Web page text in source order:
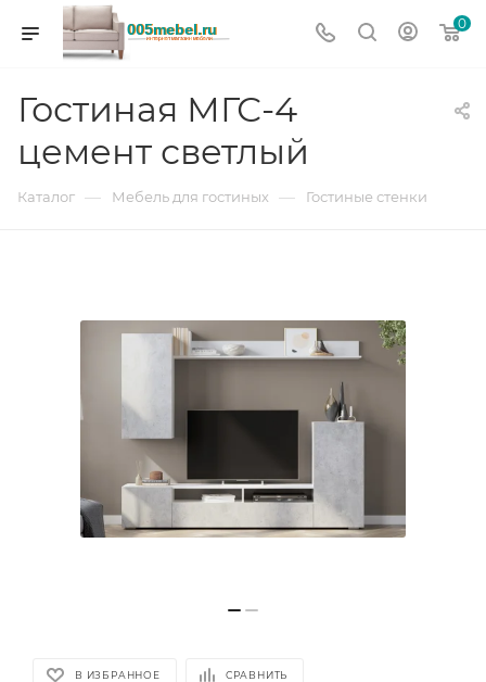
0
Гостиная МГС-4
цемент светлый
Каталог — Мебель для гостиных — Гостиные стенки
В ИЗБРАННОЕ СРАВНИТЬ